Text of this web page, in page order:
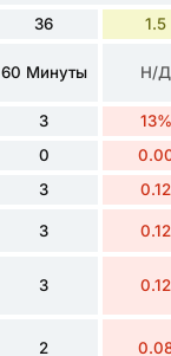
36 1.5
60 Минуты Н/Д
3 13%
0
3 0.12
3 0.12
3 0.12
2